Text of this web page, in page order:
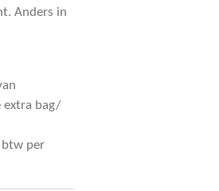
Anders in
extra bag/
per